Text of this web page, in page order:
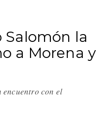
la
a Morena y
encuentro con el